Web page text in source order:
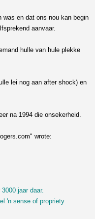
was en dat ons nou kan begin
aanvaar.
hulle van hule plekke
lei nog aan after shock) en
na 1994 die onsekerheid.
wrote:
jaar daar.
'n sense of propriety